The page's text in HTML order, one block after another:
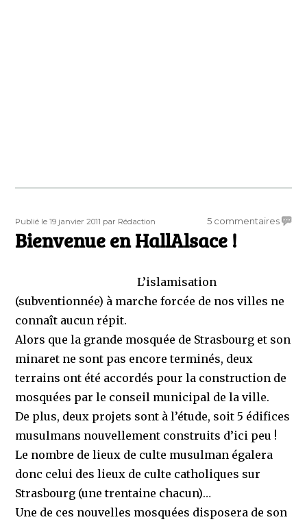
Publié
le
Publié le 19 janvier 2011 Auteur
par Rédaction 5 commentairessur
Bienvenue en HallAlsace !
L’islamisation
(subventionnée) à marche forcée de nos villes ne
connaît aucun répit.
Alors que la grande mosquée de Strasbourg et son
minaret ne sont pas encore terminés, deux
terrains ont été accordés pour la construction de
mosquées par le conseil municipal de la ville.
De plus, deux projets sont à l’étude, soit 5 édifices
musulmans nouvellement construits d’ici peu !
Le nombre de lieux de culte musulman égalera
donc celui des lieux de culte catholiques sur
Strasbourg (une trentaine chacun)…
Une de ces nouvelles mosquées disposera de son